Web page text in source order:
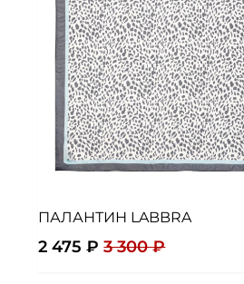
ПАЛАНТИН LABBRA
2 475 ₽ 3 300 ₽